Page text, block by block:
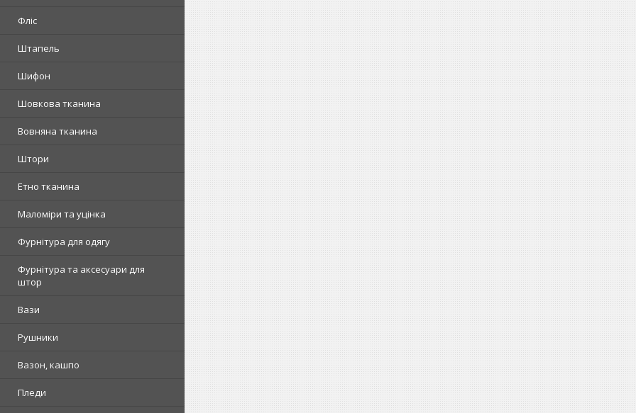
Фліс
Штапель
Шифон
Шовкова тканина
Вовняна тканина
Штори
Етно тканина
Маломіри та уцінка
Фурнітура для одягу
Фурнітура та аксесуари для
штор
Вази
Рушники
Вазон, кашпо
Пледи